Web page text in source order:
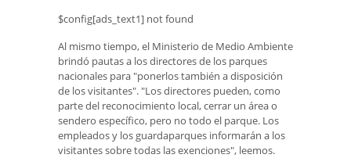
$config[ads_text1] not found
Al mismo tiempo, el Ministerio de Medio Ambiente
brindó pautas a los directores de los parques
nacionales para "ponerlos también a disposición
de los visitantes". "Los directores pueden, como
parte del reconocimiento local, cerrar un área o
sendero específico, pero no todo el parque. Los
empleados y los guardaparques informarán a los
visitantes sobre todas las exenciones", leemos.